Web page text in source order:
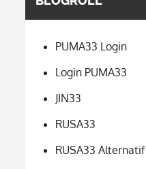
PUMA33 Login
Login PUMA33
JIN33
RUSA33
RUSA33 Alternatif